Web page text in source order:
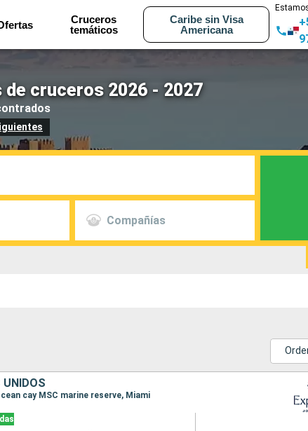
Cruceros
temáticos
Caribe sin Visa
Americana
cruceros 2026 - 2027
Compañías
UNIDOS
cay MSC marine reserve, Miami